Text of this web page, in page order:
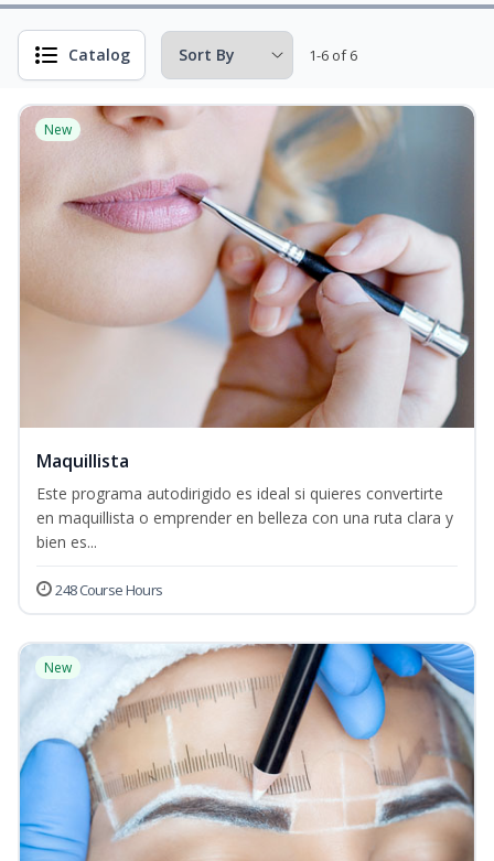
Catalog 1-6 of 6
New
Maquillista
Este programa autodirigido es ideal si quieres convertirte
en maquillista o emprender en belleza con una ruta clara y
bien es...
248 Course Hours
New